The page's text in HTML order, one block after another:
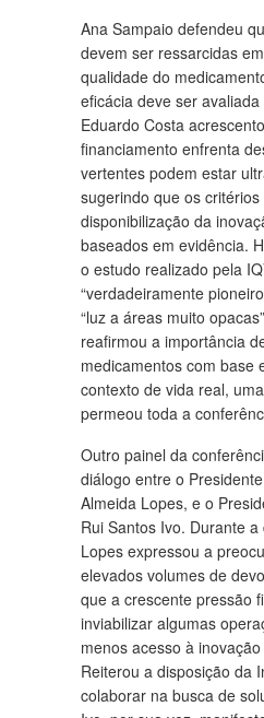
Ana Sampaio defendeu
devem ser ressarcidas
qualidade do
eficácia deve ser
Eduardo Costa
financiamento enfrenta
vertentes podem estar
sugerindo que os
disponibilização da
baseados em evidência.
o estudo realizado pela
“verdadeiramente
“luz a áreas muito
reafirmou a importância
medicamentos com base
contexto de vida real,
permeou toda a
Outro painel da
diálogo entre o
Almeida Lopes, e o
Rui Santos Ivo. Durante
Lopes expressou a
elevados volumes de
que a crescente pressão
inviabilizar algumas
menos acesso à
Reiterou a disposição da
colaborar na busca de